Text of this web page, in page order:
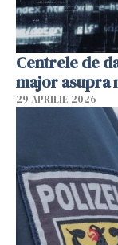
Centrele de
major asupra
29 APRILIE 2026